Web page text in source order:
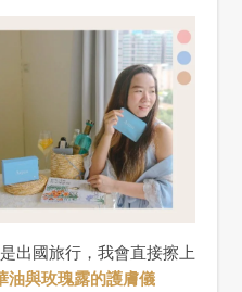
出國旅行，我會直接擦上
油與玫瑰露的護膚儀